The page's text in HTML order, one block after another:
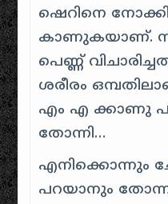
ഷെറിനെ
കാണുകയാണ്.
പെണ്ണ്
ശരീരം
എം എ ക്കാണു
തോന്നി…
എനിക്കൊന്നും
പറയാനും